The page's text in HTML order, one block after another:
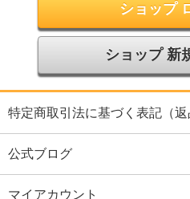
ショップ
ショップ 新
特定商取引法に基づく表記（返
公式ブログ
マイアカウント